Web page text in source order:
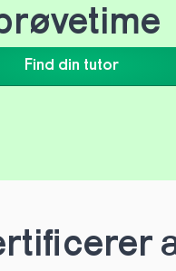
Find din tutor